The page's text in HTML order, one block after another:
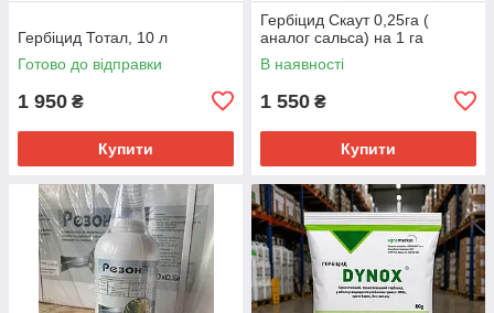
Гербіцид Тотал, 10 л
Готово до відправки
1 950 ₴
Купити
Гербіцид Скаут 0,25га (
аналог сальса) на 1 га
В наявності
1 550 ₴
Купити